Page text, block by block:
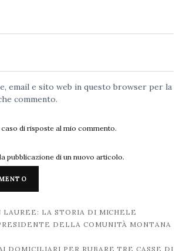
email e sito web in questo browser per la
commento.
di risposte al mio commento.
pubblicazione di un nuovo articolo.
LAUREE: LA STORIA DI MICHELE
DELLA COMUNITÀ MONTANA
DOMICILIARI PER RUBARE TRE CASSE DI